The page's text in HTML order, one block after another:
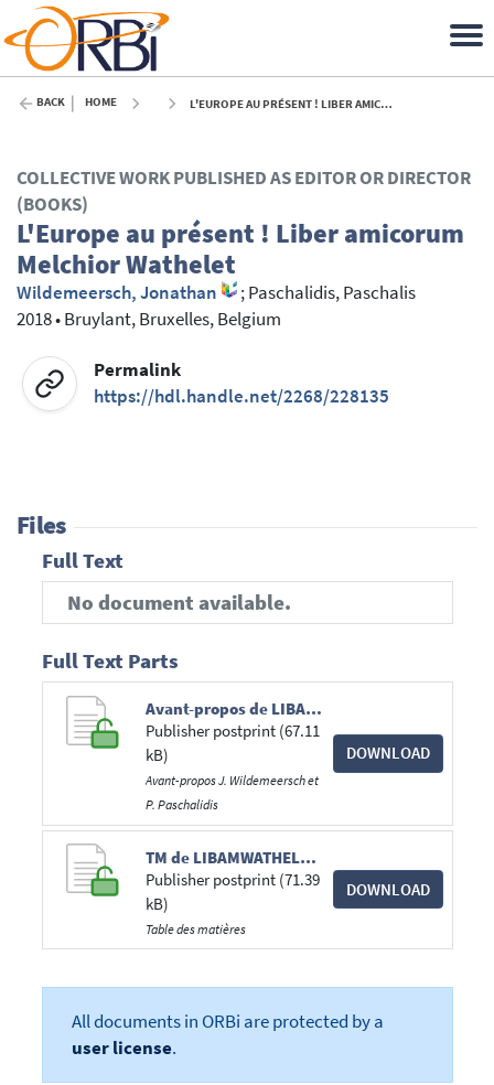
BACK HOME L'EUROPE AU PRÉSENT ! LIBER AMICORUM MELCHIOR WATHELET - 2018
COLLECTIVE WORK PUBLISHED AS EDITOR OR DIRECTOR
(BOOKS)
L'Europe au présent ! Liber amicorum
Melchior Wathelet
Wildemeersch, Jonathan ;Paschalidis, Paschalis
2018•Bruylant, Bruxelles, Belgium
Permalink
https://hdl.handle.net/2268/228135
Files
Full Text
No document available.
Full Text Parts
Avant-propos de LIBAMWATHELET_20180813.pdf
Publisher postprint (67.11
kB)
Avant-propos J. Wildemeersch et
P. Paschalidis
DOWNLOAD
TM de LIBAMWATHELET_20180813-3.pdf
Publisher postprint (71.39
kB)
Table des matières
DOWNLOAD
All documents in ORBi are protected by a
user license.